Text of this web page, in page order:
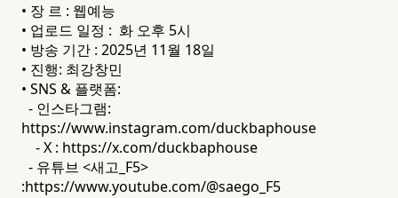
• 장 르 : 웹예능
• 업로드 일정 : 화 오후 5시
• 방송 기간 : 2025년 11월 18일
• 진행: 최강창민
• SNS & 플랫폼:
- 인스타그램:
https://www.instagram.com/duckbaphouse
- X : https://x.com/duckbaphouse
- 유튜브 <새고_F5>
:https://www.youtube.com/@saego_F5